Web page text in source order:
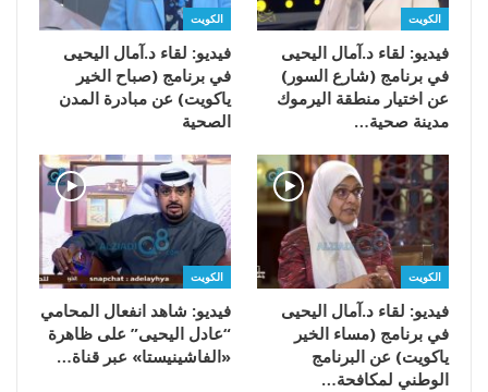
الكويت
فيديو: لقاء د.آمال اليحيى
في برنامج (شارع السور)
عن اختيار منطقة اليرموك
مدينة صحية…
الكويت
فيديو: لقاء د.آمال اليحيى
في برنامج (صباح الخير
ياكويت) عن مبادرة المدن
الصحية
الكويت
فيديو: لقاء د.آمال اليحيى
في برنامج (مساء الخير
ياكويت) عن البرنامج
الوطني لمكافحة…
الكويت
فيديو: شاهد انفعال المحامي
“عادل اليحيى” على ظاهرة
«الفاشينيستا» عبر قناة…